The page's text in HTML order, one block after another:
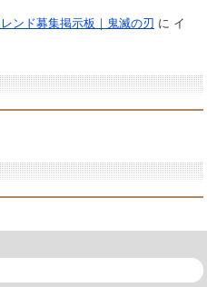
ンド募集掲示板｜鬼滅の刃 に イ